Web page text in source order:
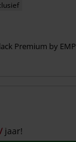
Premium by EMP
jaar!